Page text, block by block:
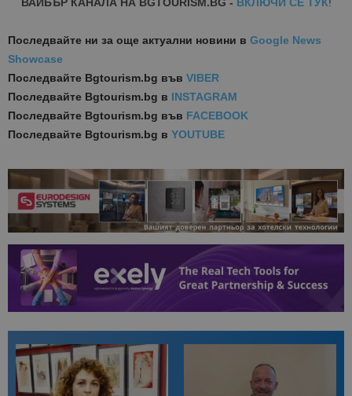
ВАЙБЪР КАНАЛА НА BGTOURISM.BG - ВКЛЮЧИ СЕ ТУК!
Последвайте ни за още актуални новини в Google News
Showcase
Последвайте Bgtourism.bg във VIBER
Последвайте Bgtourism.bg в INSTAGRAM
Последвайте Bgtourism.bg във FACEBOOK
Последвайте Bgtourism.bg в YOUTUBE